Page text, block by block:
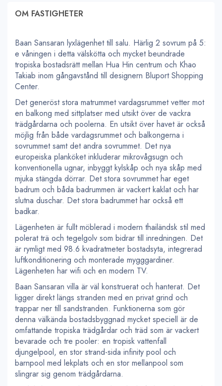
OM FASTIGHETER
Baan Sansaran lyxlägenhet till salu. Härlig 2 sovrum på 5:
e våningen i detta välskötta och mycket beundrade
tropiska bostadsrätt mellan Hua Hin centrum och Khao
Takiab inom gångavstånd till designern Bluport Shopping
Center.
Det generöst stora matrummet vardagsrummet vetter mot
en balkong med sittplatser med utsikt över de vackra
trädgårdarna och poolerna. En utsikt över havet är också
möjlig från både vardagsrummet och balkongerna i
sovrummet samt det andra sovrummet. Det nya
europeiska planköket inkluderar mikrovågsugn och
konventionella ugnar, inbyggt kylskåp och nya skåp med
mjuka stängda dörrar. Det stora sovrummet har eget
badrum och båda badrummen är vackert kaklat och har
slutna duschar. Det stora badrummet har också ett
badkar.
Lägenheten är fullt möblerad i modern thailändsk stil med
polerat trä och tegelgolv som bidrar till inredningen. Det
är rymligt med 98.6 kvadratmeter bostadsyta, integrerad
luftkonditionering och monterade mygggardiner.
Lägenheten har wifi och en modern TV.
Baan Sansaran villa är väl konstruerat och hanterat. Det
ligger direkt längs stranden med en privat grind och
trappar ner till sandstranden. Funktionerna som gör
denna välkända bostadsbyggnad mycket speciell är de
omfattande tropiska trädgårdar och träd som är vackert
bevarade och tre pooler: en tropisk vattenfall
djungelpool, en stor strand-sida infinity pool och
barnpool med lekplats och en stor mellanpool som
slingrar sig genom trädgårdarna.